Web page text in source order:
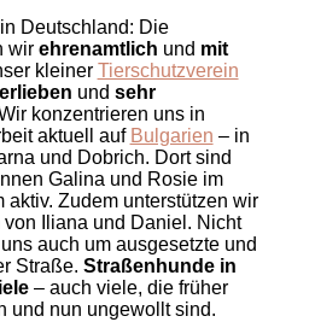
Deutschland: Die
wir ehrenamtlich und mit
kleiner Tierschutzverein
und sehr
konzentrieren uns in
aktuell auf Bulgarien – in
und Dobrich. Dort sind
Galina und Rosie im
aktiv. Zudem unterstützen wir
Iliana und Daniel. Nicht
auch um ausgesetzte und
Straße. Straßenhunde in
– auch viele, die früher
und nun ungewollt sind.